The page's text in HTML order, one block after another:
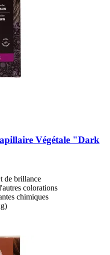
Végétale "Dark
de brillance
colorations
chimiques